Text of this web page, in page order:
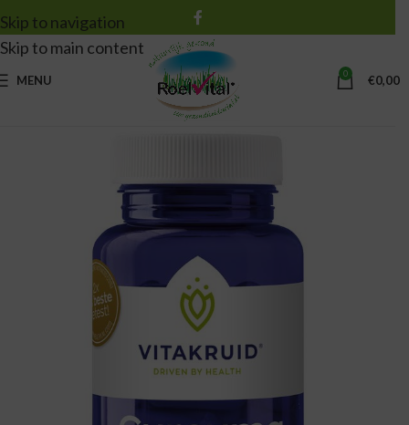
Skip to navigation
Skip to main content
MENU 0 €0,00